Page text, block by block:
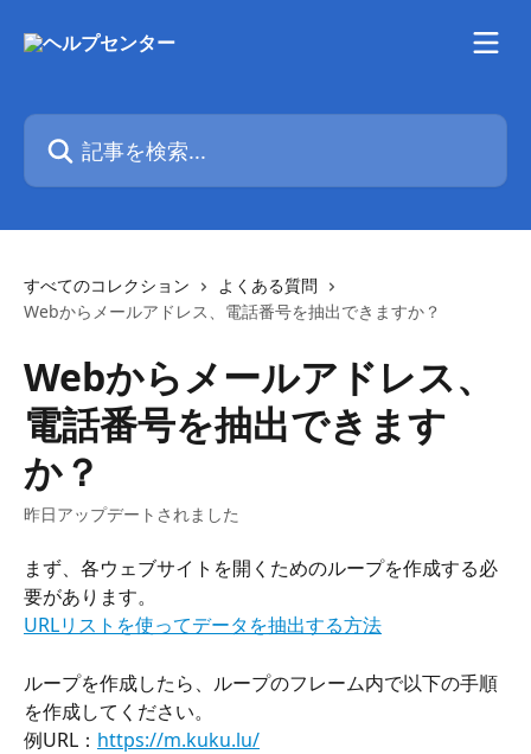
記事を検索...
すべてのコレクション
よくある質問
Webからメールアドレス、電話番号を抽出できますか？
Webからメールアドレス、
電話番号を抽出できます
か？
昨日アップデートされました
まず、各ウェブサイトを開くためのループを作成する必
要があります。
URLリストを使ってデータを抽出する方法
ループを作成したら、ループのフレーム内で以下の手順
を作成してください。
例URL： https://m.kuku.lu/